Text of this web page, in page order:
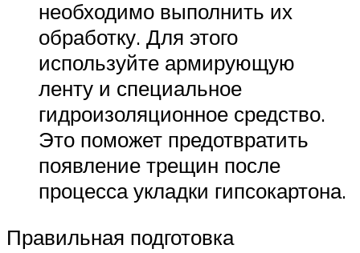
необходимо выполнить их
обработку. Для этого
используйте армирующую
ленту и специальное
гидроизоляционное средство.
Это поможет предотвратить
появление трещин после
процесса укладки гипсокартона.
Правильная подготовка